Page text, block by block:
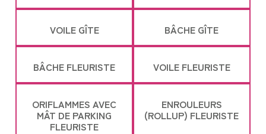
VOILE GÎTE BÂCHE GÎTE
BÂCHE FLEURISTE VOILE FLEURISTE
ORIFLAMMES AVEC
MÂT DE PARKING
FLEURISTE
ENROULEURS
(ROLLUP) FLEURISTE